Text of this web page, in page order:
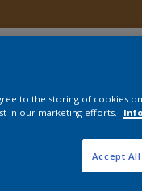
to the storing of cookies
in our marketing efforts.
Info
Accept